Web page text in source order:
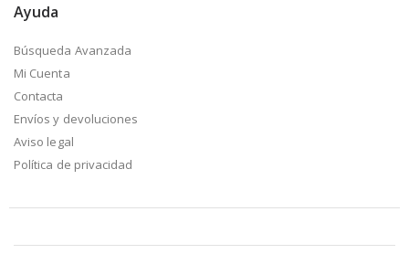
Ayuda
Búsqueda Avanzada
Mi Cuenta
Contacta
Envíos y devoluciones
Aviso legal
Política de privacidad